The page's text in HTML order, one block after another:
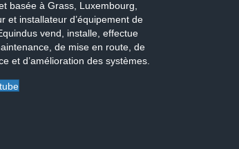
basée à Grass, Luxembourg,
et installateur d’équipement de
vend, installe, effectue
de mise en route, de
et d’amélioration des systèmes.